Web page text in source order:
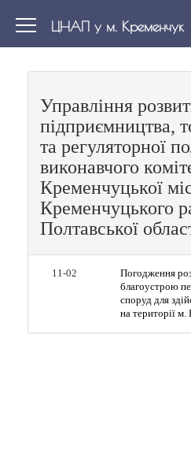
ЦНАП у м. Кременчук
Управління
підприємництва,
та регуляторної
виконавчого
Кременчуцької
Кременчуцького
Полтавської
11-02
Погодження
благоустрою
споруд для
на території